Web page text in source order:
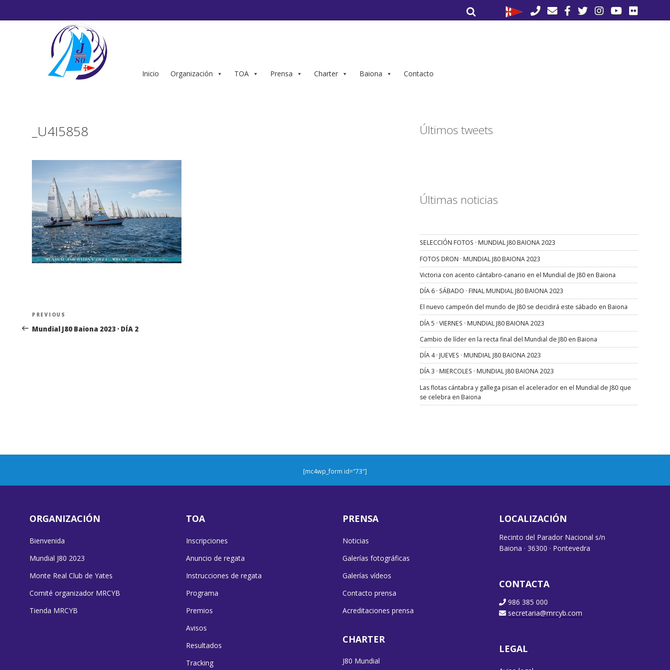
por:
Inicio Organización TOA Prensa Charter Baiona Contacto
_U4I5858
Navegación
de
Previous
Post
PREVIOUS
Mundial J80 Baiona 2023 · DÍA 2
Últimos tweets
Últimas noticias
SELECCIÓN FOTOS · MUNDIAL J80 BAIONA 2023
FOTOS DRON · MUNDIAL J80 BAIONA 2023
Victoria con acento cántabro-canario en el Mundial de J80 en Baiona
DÍA 6 · SÁBADO · FINAL MUNDIAL J80 BAIONA 2023
El nuevo campeón del mundo de J80 se decidirá este sábado en Baiona
DÍA 5 · VIERNES · MUNDIAL J80 BAIONA 2023
Cambio de líder en la recta final del Mundial de J80 en Baiona
DÍA 4 · JUEVES · MUNDIAL J80 BAIONA 2023
DÍA 3 · MIERCOLES · MUNDIAL J80 BAIONA 2023
Las flotas cántabra y gallega pisan el acelerador en el Mundial de J80 que
se celebra en Baiona
[mc4wp_form id="73"]
ORGANIZACIÓN
Bienvenida
Mundial J80 2023
Monte Real Club de Yates
Comité organizador MRCYB
Tienda MRCYB
TOA
Inscripciones
Anuncio de regata
Instrucciones de regata
Programa
Premios
Avisos
Resultados
Tracking
PRENSA
Noticias
Galerías fotográficas
Galerías vídeos
Contacto prensa
Acreditaciones prensa
CHARTER
J80 Mundial
LOCALIZACIÓN
Recinto del Parador Nacional s/n
Baiona · 36300 · Pontevedra
CONTACTA
986 385 000
secretaria@mrcyb.com
LEGAL